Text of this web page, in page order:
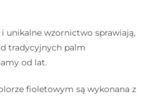
unikalne wzornictwo sprawiają,
tradycyjnych palm
od lat.
fioletowym są wykonana z